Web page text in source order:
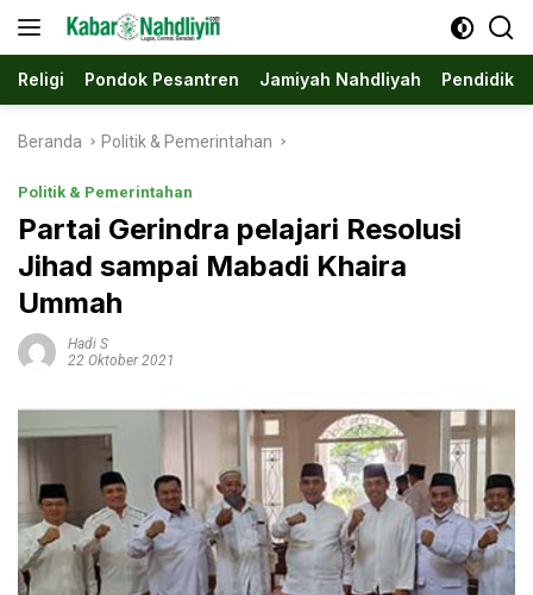
Religi Pondok Pesantren Jamiyah Nahdliyah
Beranda Politik & Pemerintahan
Politik & Pemerintahan
Partai Gerindra pelajari Resolusi
Jihad sampai Mabadi Khaira
Ummah
Hadi S
22 Oktober 2021